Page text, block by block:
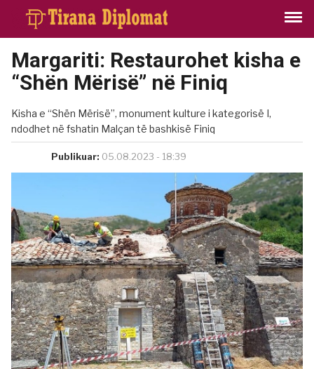
Margariti: Restaurohet kisha e
“Shën Mërisë” në Finiq
Kisha e “Shën Mërisë”, monument kulture i kategorisë I,
ndodhet në fshatin Malçan të bashkisë Finiq
Publikuar: 05.08.2023 - 18:39